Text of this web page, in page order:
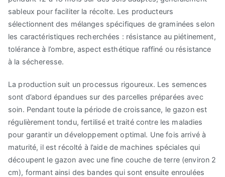
sableux pour faciliter la récolte. Les producteurs
sélectionnent des mélanges spécifiques de graminées selon
les caractéristiques recherchées : résistance au piétinement,
tolérance à l’ombre, aspect esthétique raffiné ou résistance
à la sécheresse.
La production suit un processus rigoureux. Les semences
sont d’abord épandues sur des parcelles préparées avec
soin. Pendant toute la période de croissance, le gazon est
régulièrement tondu, fertilisé et traité contre les maladies
pour garantir un développement optimal. Une fois arrivé à
maturité, il est récolté à l’aide de machines spéciales qui
découpent le gazon avec une fine couche de terre (environ 2
cm), formant ainsi des bandes qui sont ensuite enroulées